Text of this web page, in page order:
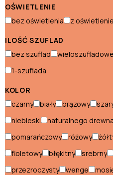
Pufy ogrodowe
Sofy ogrodowe
Namioty i parasole
Namioty
OŚWIETLENIE
bez oświetlenia
z
ILOŚĆ SZUFLAD
bez szuflad
wieloszufladowe
1-szuflada
KOLOR
czarny
biały brązowy
niebieski
naturalnego drewna
pomarańczowy
różowy
fioletowy
błękitny srebrny
przezroczysty
wenge